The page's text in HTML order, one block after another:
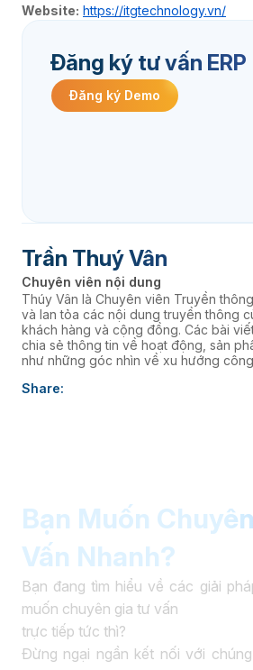
Website: https://itgtechnology.vn/
Đăng ký tư vấn ERP
Đăng ký Demo
Trần Thuý Vân
Chuyên viên nội dung
Thúy Vân là Chuyên viên Truyền
và lan tỏa các nội dung truyền thông
khách hàng và cộng đồng. Các bài
chia sẻ thông tin về hoạt động, sản
như những góc nhìn về xu hướng
doanh nghiệp với thị trường.
Share:
Bạn Muốn
Vấn Nhanh?
Bạn đang tìm hiểu về các giải
muốn chuyên gia tư vấn
trực tiếp tức thì?
Đừng ngại ngần kết nối với